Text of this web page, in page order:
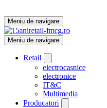
Meniu de navigare
Meniu de navigare
Retail
electrocasnice
electronice
IT&C
Multimedia
Producatori